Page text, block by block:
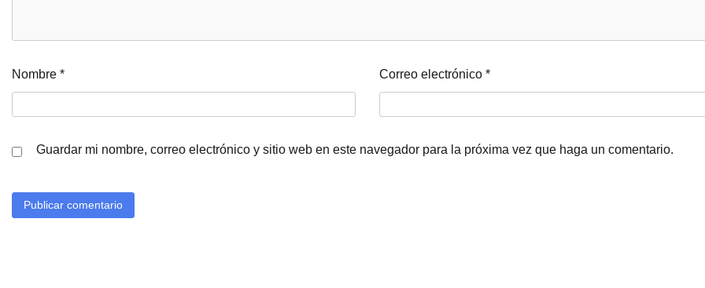
Nombre * Correo electrónico *
Guardar mi nombre, correo electrónico y sitio web en este navegador para la próxima vez que haga un comentario.